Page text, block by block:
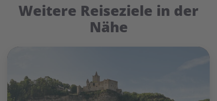
Weitere Reiseziele in der
Nähe